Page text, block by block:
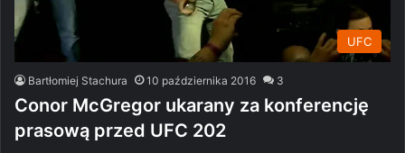
UFC
Bartłomiej Stachura 10 października 2016 3
Conor McGregor ukarany za konferencję
prasową przed UFC 202